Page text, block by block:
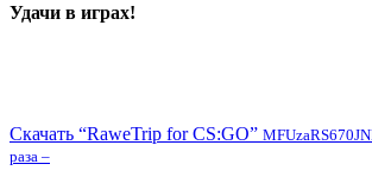
Удачи в играх!
Скачать “RaweTrip for CS:GO”
раза –